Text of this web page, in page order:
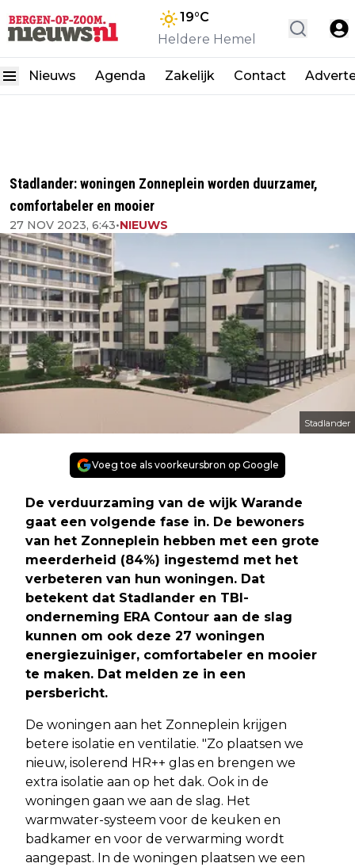
19°C
Heldere Hemel
Nieuws Agenda Zakelijk Contact
Stadlander: woningen Zonneplein worden duurzamer,
comfortabeler en mooier
27 NOV 2023, 6:43•NIEUWS
Stadlander
Voeg toe als voorkeursbron op Google
De verduurzaming van de wijk Warande
gaat een volgende fase in. De bewoners
van het Zonneplein hebben met een grote
meerderheid (84%) ingestemd met het
verbeteren van hun woningen. Dat
betekent dat Stadlander en TBI-
onderneming ERA Contour aan de slag
kunnen om ook deze 27 woningen
energiezuiniger, comfortabeler en mooier
te maken. Dat melden ze in een
persbericht.
De woningen aan het Zonneplein krijgen
betere isolatie en ventilatie. "Zo plaatsen we
nieuw, isolerend HR++ glas en brengen we
extra isolatie aan op het dak. Ook in de
woningen gaan we aan de slag. Het
warmwater-systeem voor de keuken en
badkamer en voor de verwarming wordt
aangepast. In de woningen plaatsen we een